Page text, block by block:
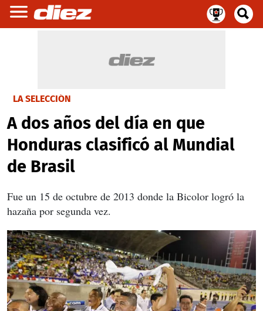
LA SELECCIÓN
A dos años del día en que
Honduras clasificó al Mundial
de Brasil
Fue un 15 de octubre de 2013 donde la Bicolor logró la
hazaña por segunda vez.